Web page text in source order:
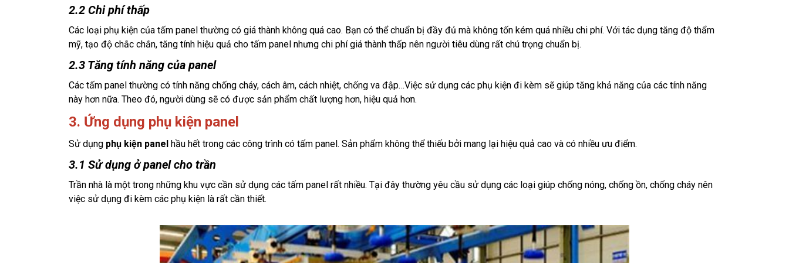
2.2 Chi phí thấp
Các loại phụ kiện của tấm panel thường có giá thành không quá cao. Bạn có thể chuẩn bị đầy đủ mà không tốn kém quá nhiều chi phí. Với tác dụng tăng độ thẩm
mỹ, tạo độ chắc chắn, tăng tính hiệu quả cho tấm panel nhưng chi phí giá thành thấp nên người tiêu dùng rất chú trọng chuẩn bị.
2.3 Tăng tính năng của panel
Các tấm panel thường có tính năng chống cháy, cách âm, cách nhiệt, chống va đập…Việc sử dụng các phụ kiện đi kèm sẽ giúp tăng khả năng của các tính năng
này hơn nữa. Theo đó, người dùng sẽ có được sản phẩm chất lượng hơn, hiệu quả hơn.
3. Ứng dụng phụ kiện panel
Sử dụng phụ kiện panel hầu hết trong các công trình có tấm panel. Sản phẩm không thể thiếu bởi mang lại hiệu quả cao và có nhiều ưu điểm.
3.1 Sử dụng ở panel cho trần
Trần nhà là một trong những khu vực cần sử dụng các tấm panel rất nhiều. Tại đây thường yêu cầu sử dụng các loại giúp chống nóng, chống ồn, chống cháy nên
việc sử dụng đi kèm các phụ kiện là rất cần thiết.